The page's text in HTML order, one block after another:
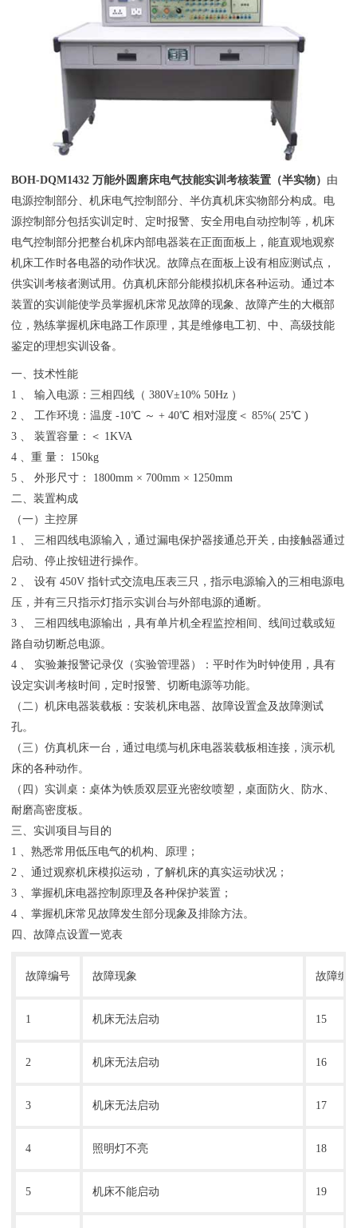
BOH-DQM1432 万能外圆磨床电气技能实训考核装置（半实物） 由
电源控制部分、机床电气控制部分、半仿真机床实物部分构成。电
源控制部分包括实训定时、定时报警、安全用电自动控制等，机床
电气控制部分把整台机床内部电器装在正面面板上，能直观地观察
机床工作时各电器的动作状况。故障点在面板上设有相应测试点，
供实训考核者测试用。仿真机床部分能模拟机床各种运动。通过本
装置的实训能使学员掌握机床常见故障的现象、故障产生的大概部
位，熟练掌握机床电路工作原理，其是维修电工初、中、高级技能
鉴定的理想实训设备。
一、技术性能
1 、 输入电源：三相四线（ 380V±10% 50Hz ）
2 、 工作环境：温度 -10℃ ～ + 40℃ 相对湿度＜ 85%( 25℃ )
3 、 装置容量：＜ 1KVA
4 、重 量： 150kg
5 、 外形尺寸： 1800mm × 700mm × 1250mm
二、装置构成
（一）主控屏
1 、 三相四线电源输入，通过漏电保护器接通总开关 , 由接触器通过
启动、停止按钮进行操作。
2 、 设有 450V 指针式交流电压表三只，指示电源输入的三相电源电
压，并有三只指示灯指示实训台与外部电源的通断。
3 、 三相四线电源输出，具有单片机全程监控相间、线间过载或短
路自动切断总电源。
4 、 实验兼报警记录仪（实验管理器）：平时作为时钟使用，具有
设定实训考核时间，定时报警、切断电源等功能。
（二）机床电器装载板：安装机床电器、故障设置盒及故障测试
孔。
（三）仿真机床一台，通过电缆与机床电器装载板相连接，演示机
床的各种动作。
（四）实训桌：桌体为铁质双层亚光密纹喷塑，桌面防火、防水、
耐磨高密度板。
三、实训项目与目的
1 、熟悉常用低压电气的机构、原理；
2 、通过观察机床模拟运动，了解机床的真实运动状况；
3 、掌握机床电器控制原理及各种保护装置；
4 、掌握机床常见故障发生部分现象及排除方法。
四、故障点设置一览表
故障编号 故障现象 故障编
1 机床无法启动 15
2 机床无法启动 16
3 机床无法启动 17
4 照明灯不亮 18
5 机床不能启动 19